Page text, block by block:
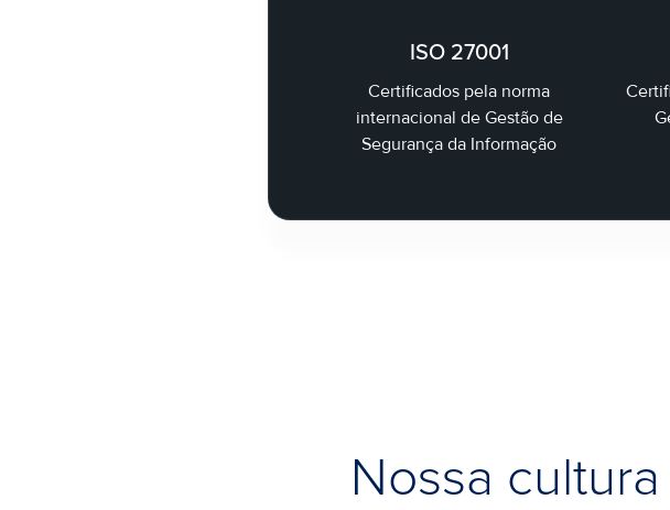
ISO 27001
Certificados pela norma
internacional de Gestão de
Segurança da Informação
Nossa